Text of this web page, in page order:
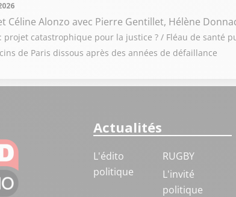
Céline Alonzo avec Pierre Gentillet, Hélène
projet catastrophique pour la justice ? / Fléau de santé
de Paris dissous après des années de défaillance
Actualités
L'édito
politique
RUGBY
L'invité
politique